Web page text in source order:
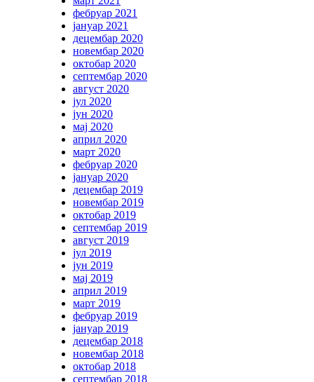
фебруар 2021
јануар 2021
децембар 2020
новембар 2020
октобар 2020
септембар 2020
август 2020
јул 2020
јун 2020
мај 2020
април 2020
март 2020
фебруар 2020
јануар 2020
децембар 2019
новембар 2019
октобар 2019
септембар 2019
август 2019
јул 2019
јун 2019
мај 2019
април 2019
март 2019
фебруар 2019
јануар 2019
децембар 2018
новембар 2018
октобар 2018
септембар 2018